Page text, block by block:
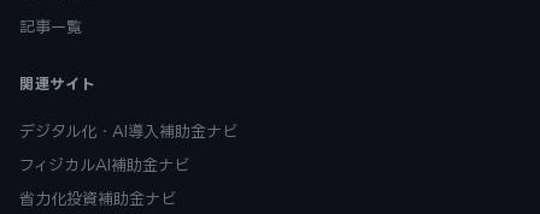
記事一覧
関連サイト
デジタル化・AI導入補助金ナビ
フィジカルAI補助金ナビ
省力化投資補助金ナビ